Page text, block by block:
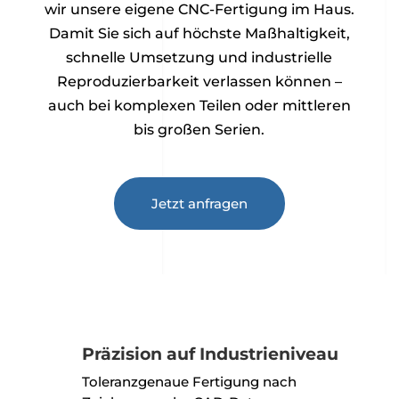
wir unsere eigene CNC-Fertigung im Haus.
Damit Sie sich auf höchste Maßhaltigkeit,
schnelle Umsetzung und industrielle
Reproduzierbarkeit verlassen können –
auch bei komplexen Teilen oder mittleren
bis großen Serien.
Jetzt anfragen
Präzision auf Industrieniveau
Toleranzgenaue Fertigung nach